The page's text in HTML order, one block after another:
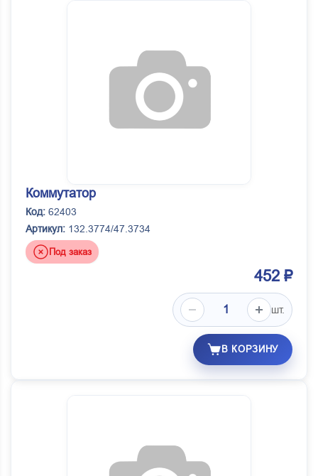
Коммутатор
Код: 62403
Артикул: 132.3774/47.3734
Под заказ
452 ₽
шт.
В КОРЗИНУ